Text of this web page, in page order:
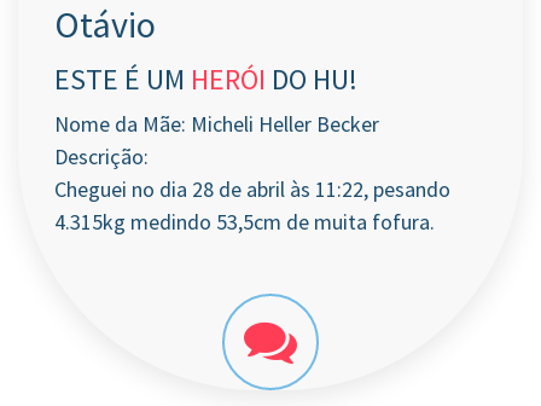
Otávio
ESTE É UM HERÓI DO HU!
Nome da Mãe: Micheli Heller Becker
Descrição:
Cheguei no dia 28 de abril às 11:22, pesando
4.315kg medindo 53,5cm de muita fofura.